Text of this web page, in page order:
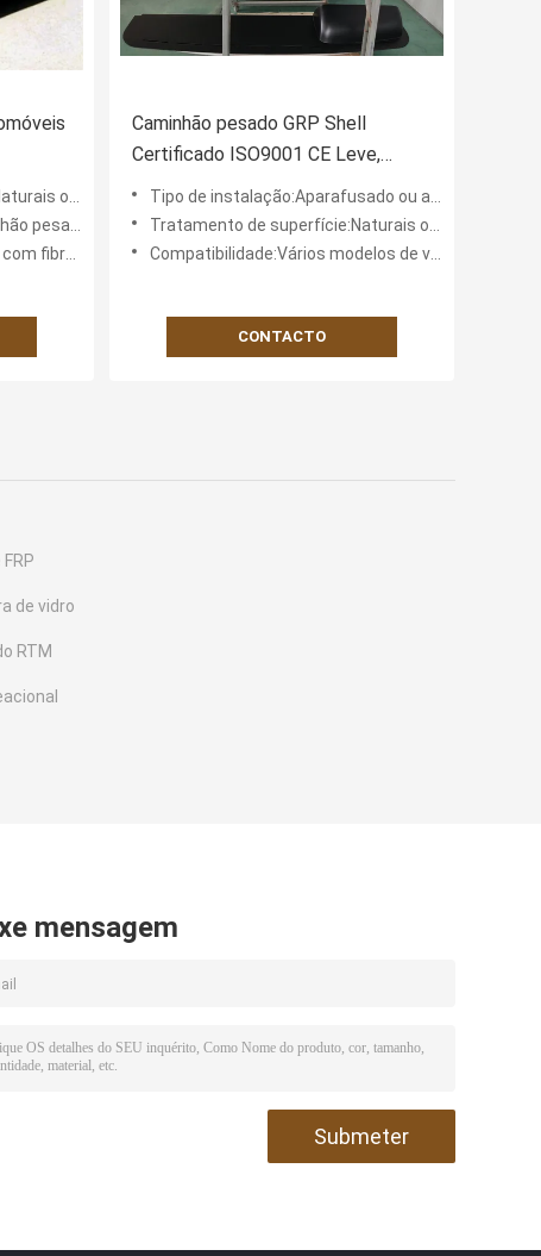
dos
pintados
pesado
(FRP)
Caminhão pesado GRP Shell
Certificado ISO9001 CE Leve,
durável e resistente à corrosão
para veículos comerciais
Tipo de instalação:Aparafusado ou adesivo
Tratamento de superfície:Naturais ou pintados
Compatibilidade:Vários modelos de veículos
CONTACTO
de vidro
RTM
mensagem